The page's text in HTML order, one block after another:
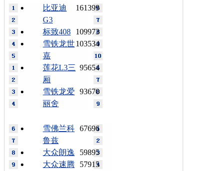
161399
比亚迪
G3
109973
标致408
103534
雪铁龙世
嘉
95654
莲花L3三
厢
93670
雪铁龙爱
丽舍
67696
雪佛兰科
鲁兹
59895
大众朗逸
57915
大众速腾